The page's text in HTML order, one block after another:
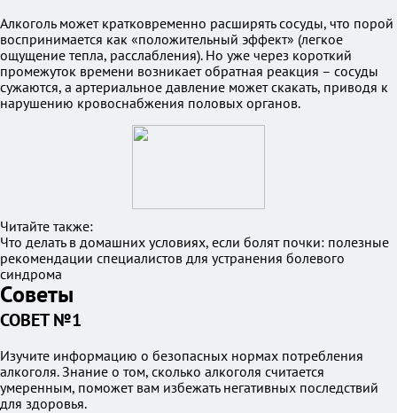
Алкоголь может кратковременно расширять сосуды, что порой
воспринимается как «положительный эффект» (легкое
ощущение тепла, расслабления). Но уже через короткий
промежуток времени возникает обратная реакция – сосуды
сужаются, а артериальное давление может скакать, приводя к
нарушению кровоснабжения половых органов.
Читайте также:
Что делать в домашних условиях, если болят почки: полезные
рекомендации специалистов для устранения болевого
синдрома
Советы
СОВЕТ №1
Изучите информацию о безопасных нормах потребления
алкоголя. Знание о том, сколько алкоголя считается
умеренным, поможет вам избежать негативных последствий
для здоровья.